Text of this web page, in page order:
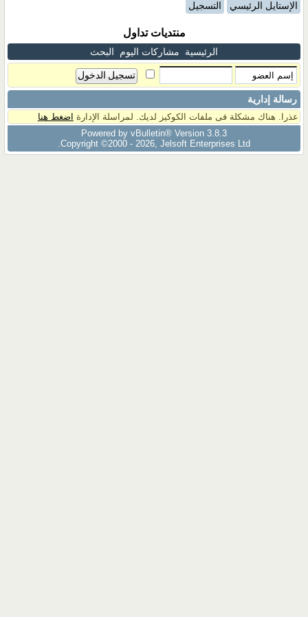
الإستايل الرئيسي التسجيل
منتديات تداول
الرئيسية مشاركات اليوم البحث
رسالة إدارية
عذرا. هناك مشكلة فى ملفات الكوكيز لديك. لمراسلة الإدارة اضغط هنا
Powered by vBulletin® Version 3.8.3
Copyright ©2000 - 2026, Jelsoft Enterprises Ltd.